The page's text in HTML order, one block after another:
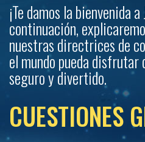
¡Te damos la bienvenida
continuación,
nuestras directrices de
el mundo pueda disfrutar
seguro y divertido.
CUESTIONES